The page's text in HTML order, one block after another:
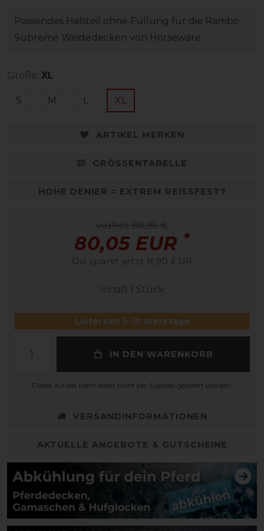
Passendes Halsteil ohne Füllung für die Rambo
Supreme Weidedecken von Horseware
Größe: XL
S M L XL
ARTIKEL MERKEN
GRÖSSENTABELLE
HOHE DENIER = EXTREM REISSFEST?
vorher 88,95 €
80,05 EUR *
Du sparst jetzt 8,90 EUR
Inhalt 1 Stück
Lieferzeit 5-10 Werktage
IN DEN WARENKORB
Dieser Artikel kann leider nicht per Express geliefert werden.
VERSANDINFORMATIONEN
AKTUELLE ANGEBOTE & GUTSCHEINE